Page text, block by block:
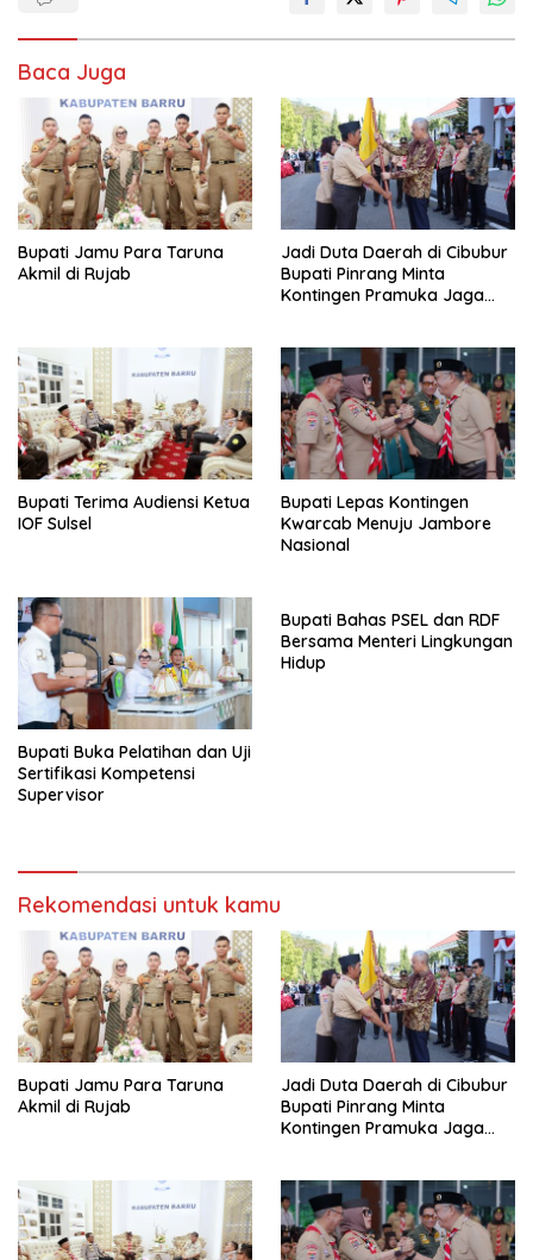
Baca Juga
Bupati Jamu Para Taruna
Akmil di Rujab
Jadi Duta Daerah di Cibubur
Bupati Pinrang Minta
Kontingen Pramuka Jaga
Bupati Terima Audiensi Ketua
IOF Sulsel
Bupati Lepas Kontingen
Kwarcab Menuju Jambore
Nasional
Bupati Buka Pelatihan dan Uji
Sertifikasi Kompetensi
Supervisor
Bupati Bahas PSEL dan RDF
Bersama Menteri Lingkungan
Hidup
Rekomendasi untuk kamu
Bupati Jamu Para Taruna
Akmil di Rujab
Jadi Duta Daerah di Cibubur
Bupati Pinrang Minta
Kontingen Pramuka Jaga